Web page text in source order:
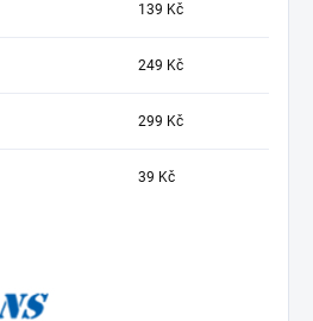
139 Kč
249 Kč
299 Kč
39 Kč